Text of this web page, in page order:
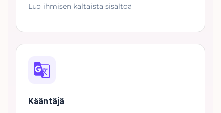
Luo ihmisen kaltaista sisältöä
Kääntäjä